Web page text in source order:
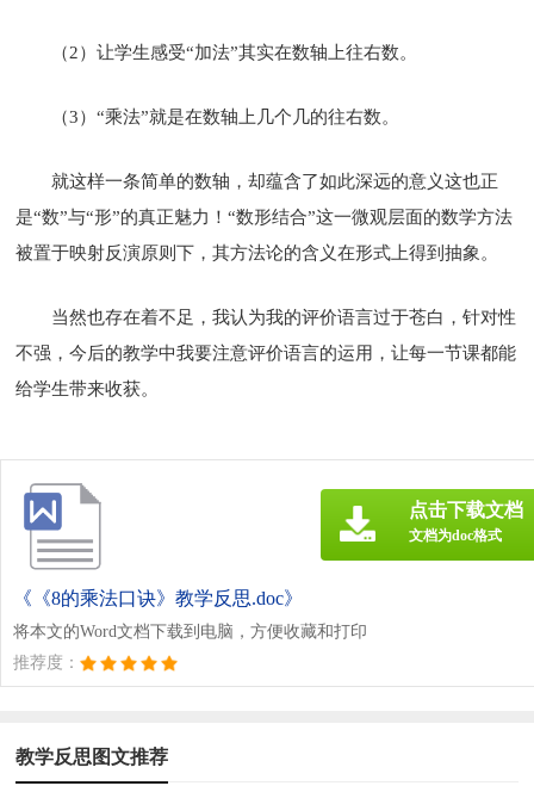
（2）让学生感受“加法”其实在数轴上往右数。
（3）“乘法”就是在数轴上几个几的往右数。
就这样一条简单的数轴，却蕴含了如此深远的意义这也正
是“数”与“形”的真正魅力！“数形结合”这一微观层面的数学方法
被置于映射反演原则下，其方法论的含义在形式上得到抽象。
当然也存在着不足，我认为我的评价语言过于苍白，针对性
不强，今后的教学中我要注意评价语言的运用，让每一节课都能
给学生带来收获。
《《8的乘法口诀》教学反思.doc》
将本文的Word文档下载到电脑，方便收藏和打印
推荐度：
点击下载文档
文档为doc格式
教学反思图文推荐